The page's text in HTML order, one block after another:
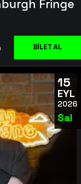
Fringe
BİLET AL
BİLET AL
15
EYL
2026
Sal